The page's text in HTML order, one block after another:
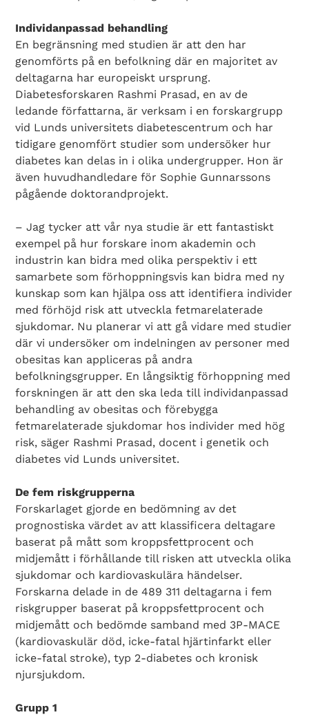
Individanpassad behandling
En begränsning med studien är att den har
genomförts på en befolkning där en majoritet av
deltagarna har europeiskt ursprung.
Diabetesforskaren Rashmi Prasad, en av de
ledande författarna, är verksam i en forskargrupp
vid Lunds universitets diabetescentrum och har
tidigare genomfört studier som undersöker hur
diabetes kan delas in i olika undergrupper. Hon är
även huvudhandledare för Sophie Gunnarssons
pågående doktorandprojekt.
– Jag tycker att vår nya studie är ett fantastiskt
exempel på hur forskare inom akademin och
industrin kan bidra med olika perspektiv i ett
samarbete som förhoppningsvis kan bidra med ny
kunskap som kan hjälpa oss att identifiera individer
med förhöjd risk att utveckla fetmarelaterade
sjukdomar. Nu planerar vi att gå vidare med studier
där vi undersöker om indelningen av personer med
obesitas kan appliceras på andra
befolkningsgrupper. En långsiktig förhoppning med
forskningen är att den ska leda till individanpassad
behandling av obesitas och förebygga
fetmarelaterade sjukdomar hos individer med hög
risk, säger Rashmi Prasad, docent i genetik och
diabetes vid Lunds universitet.
De fem riskgrupperna
Forskarlaget gjorde en bedömning av det
prognostiska värdet av att klassificera deltagare
baserat på mått som kroppsfettprocent och
midjemått i förhållande till risken att utveckla olika
sjukdomar och kardiovaskulära händelser.
Forskarna delade in de 489 311 deltagarna i fem
riskgrupper baserat på kroppsfettprocent och
midjemått och bedömde samband med 3P-MACE
(kardiovaskulär död, icke-fatal hjärtinfarkt eller
icke-fatal stroke), typ 2-diabetes och kronisk
njursjukdom.
Grupp 1